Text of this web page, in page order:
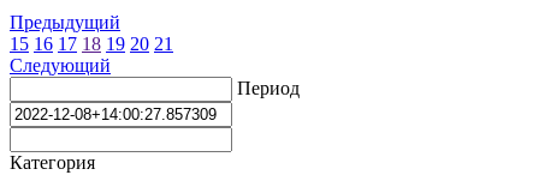
Предыдущий
15 16 17 18 19 20 21
Следующий
Период
Категория